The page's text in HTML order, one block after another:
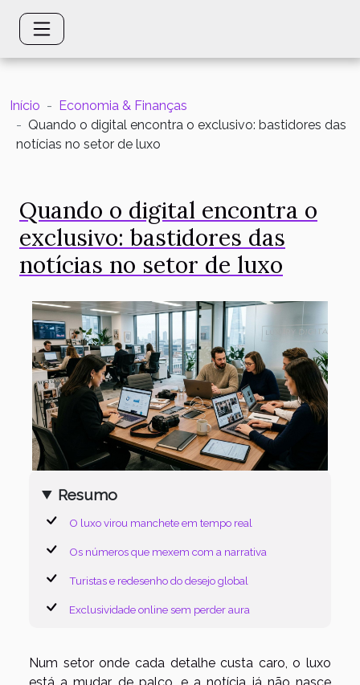
Início
Economia & Finanças
Quando o digital encontra o exclusivo: bastidores das
notícias no setor de luxo
Quando o digital encontra o
exclusivo: bastidores das
notícias no setor de luxo
Resumo
O luxo virou manchete em tempo real
Os números que mexem com a narrativa
Turistas e redesenho do desejo global
Exclusividade online sem perder aura
Num setor onde cada detalhe custa caro, o luxo